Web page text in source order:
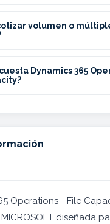
volumen o
Dynamics 365
Operations - File
diseñada